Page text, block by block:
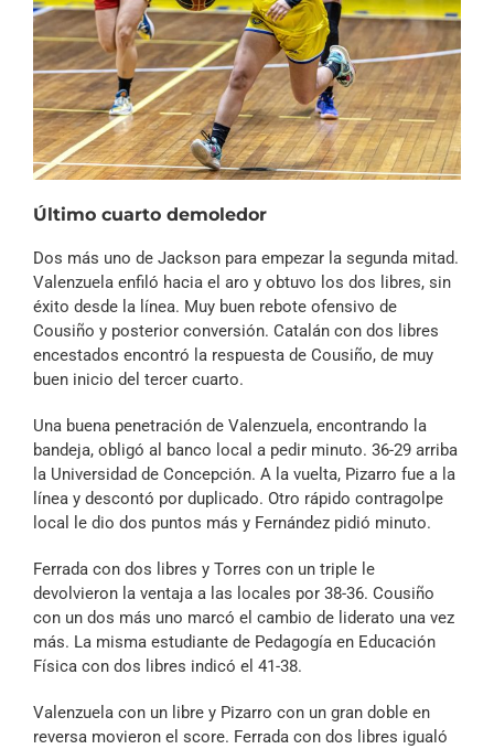
Último cuarto demoledor
Dos más uno de Jackson para empezar la segunda mitad.
Valenzuela enfiló hacia el aro y obtuvo los dos libres, sin
éxito desde la línea. Muy buen rebote ofensivo de
Cousiño y posterior conversión. Catalán con dos libres
encestados encontró la respuesta de Cousiño, de muy
buen inicio del tercer cuarto.
Una buena penetración de Valenzuela, encontrando la
bandeja, obligó al banco local a pedir minuto. 36-29 arriba
la Universidad de Concepción. A la vuelta, Pizarro fue a la
línea y descontó por duplicado. Otro rápido contragolpe
local le dio dos puntos más y Fernández pidió minuto.
Ferrada con dos libres y Torres con un triple le
devolvieron la ventaja a las locales por 38-36. Cousiño
con un dos más uno marcó el cambio de liderato una vez
más. La misma estudiante de Pedagogía en Educación
Física con dos libres indicó el 41-38.
Valenzuela con un libre y Pizarro con un gran doble en
reversa movieron el score. Ferrada con dos libres igualó